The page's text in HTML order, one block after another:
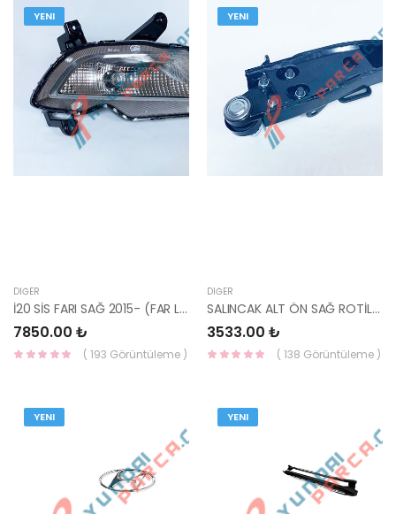
YENI
DIĞER
İ20 SİS FARI SAĞ 2015- (FAR LEDSİZ TİP) HMC 92202-C8100-HMC
7850.00 ₺
( 193 Görüntüleme )
YENI
DIĞER
SALINCAK ALT ÖN SAĞ ROTİLLİ STAREX -YS
3533.00 ₺
( 138 Görüntüleme )
YENI YENI